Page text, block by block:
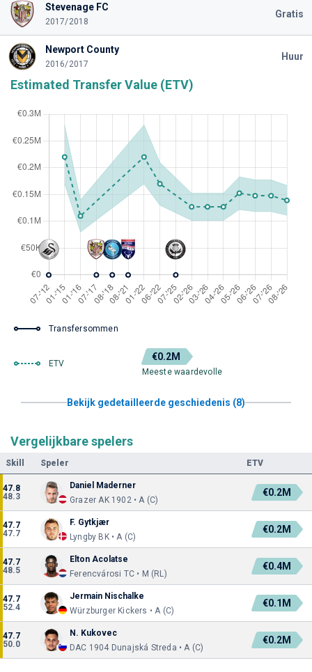
Stevenage FC
2017/2018
Gratis
Newport County
2016/2017
Huur
Estimated Transfer Value (ETV)
Transfersommen
ETV
€0.2M
Meeste waardevolle
Bekijk gedetailleerde geschiedenis (8)
Vergelijkbare spelers
Skill Speler ETV
47.8
48.3
Daniel Maderner
Grazer AK 1902 • A (C)
€0.2M
47.7
47.7
F. Gytkjær
Lyngby BK • A (C)
€0.2M
47.7
48.5
Elton Acolatse
Ferencvárosi TC • M (RL)
€0.4M
47.7
52.4
Jermain Nischalke
Würzburger Kickers • A (C)
€0.1M
47.7
50.0
N. Kukovec
DAC 1904 Dunajská Streda • A (C)
€0.2M